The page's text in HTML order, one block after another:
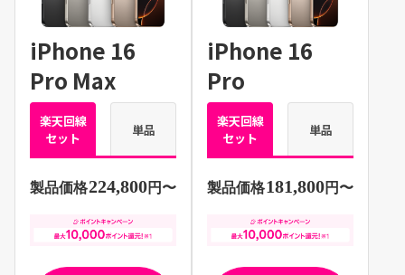
iPhone 16
Pro Max
楽天回線
セット
単品
製品価格224,800円〜
iPhone 16
Pro
楽天回線
セット
単品
製品価格181,800円〜